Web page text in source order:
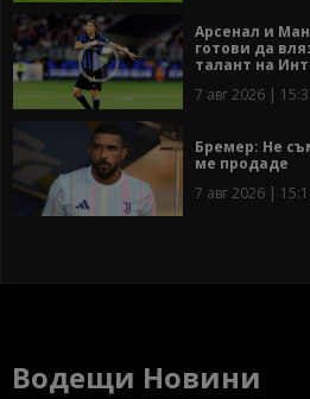
Арсенал и
готови да
талант на
7 авг 2026 |
Бремер: Не
ме продаде
7 авг 2026 |
Водещи Новини